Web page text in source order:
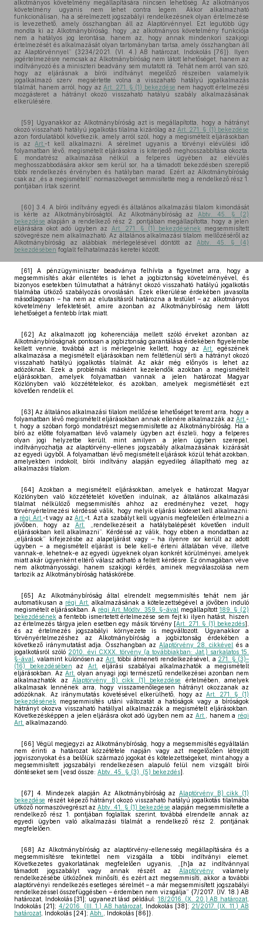
alkotmányos követelmény megállapítására nincsen lehetőség. Az alkotmányos
követelmény ugyanis nem lehet contra legem. Akkor alkalmazható
funkcionálisan, ha a sérelmezett jogszabályi rendelkezésnek olyan értelmezése
is levezethető, amely összhangban áll az Alaptörvénnyel. Ezt legutóbb úgy
mondta ki az Alkotmánybíróság, hogy „az alkotmányos követelmény funkciója
nem a hatályos jog lerontása, hanem az, hogy annak mindenkori szakjogi
értelmezését és alkalmazását olyan tartományban tartsa, amely összhangban áll
az Alaptörvénnyel” {3234/2021. (VI. 4.) AB határozat, Indokolás [76]}. Ilyen
jogértelmezésre nemcsak az Alkotmánybíróság nem látott lehetőséget, hanem az
indítványozó és a miniszteri beadvány sem mutatott rá. Tehát nem arról van szó,
hogy az eljárásnak a bírói indítványt megelőző részeiben valamelyik
jogalkalmazó szerv megsértette volna a visszaható hatályú jogalkalmazás
tilalmát, hanem arról, hogy az Art. 271. § (1) bekezdése nem hagyott értelmezési
mozgásteret a hátrányt okozó visszaható hatályú szabály alkalmazásának
elkerülésére.
[59] Ugyanakkor az Alkotmánybíróság azt is megállapította, hogy a hátrányt
okozó visszaható hatályú jogalkotás tilalma kizárólag az Art. 271. § (1) bekezdése
azon fordulatából következik, amely arról szól, hogy a megismételt eljárásokban
is az Art.-t kell alkalmazni. A sérelmet ugyanis a törvényi elévülési idő
folyamatban lévő, megismételt eljárásokra is kiterjedő meghosszabbítása okozta.
E mondatrész alkalmazása nélkül a felperes ügyében az elévülés
meghosszabbodására akkor sem kerül sor, ha a támadott bekezdésben szereplő
többi rendelkezés érvényben és hatályban marad. Ezért az Alkotmánybíróság
csak az „és a megismételt” normaszöveget semmisítette meg a rendelkező rész 1.
pontjában írtak szerint.
[60] 3.4. A bírói indítvány egyedi és általános alkalmazási tilalom kimondását
is kérte az Alkotmánybíróságtól. Az Alkotmánybíróság az Abtv. 45. § (2)
bekezdése alapján a rendelkező rész 2. pontjában megállapította, hogy a jelen
eljárására okot adó ügyben az
Art. 271. § (1) bekezdésének megsemmisített
szövegrésze nem alkalmazható. Az általános alkalmazási tilalom mellőzéséről az
Alkotmánybíróság az alábbiak mérlegelésével döntött az Abtv. 45. § (4)
bekezdésében foglalt felhatalmazás keretei között.
[61] A pénzügyminiszter beadványa felhívta a figyelmet arra, hogy a
megsemmisítés akár ellentétes is lehet a jogbiztonság követelményével, és
bizonyos esetekben túlmutathat a hátrányt okozó visszaható hatályú jogalkotás
tilalmába ütköző szabályozás orvoslásán. Ezek elkerülése érdekében javasolta
másodlagosan – ha nem az elutasításról határozna a testület – az alkotmányos
követelmény lefektetését, amire azonban az Alkotmánybíróság nem látott
lehetőséget a fentebb írtak miatt.
[62] Az alkalmazott jog koherenciája mellett szóló érveket azonban az
Alkotmánybíróságnak pontosan a jogbiztonság garantálása érdekében figyelembe
kellett vennie, továbbá azt is mérlegelnie kellett, hogy az Art.
egészének
alkalmazása a megismételt eljárásokban nem feltétlenül sérti a hátrányt okozó
visszaható hatályú jogalkotás tilalmát. Az akár még előnyös is lehet az
adózóknak. Ezek a problémák másként kezelendők azokban a megismételt
eljárásokban, amelyek folyamatban vannak a jelen határozat Magyar
Közlönyben való közzétételekor, és azokban, amelyek megismétlését ezt
követően rendelik el.
[63] Az általános alkalmazási tilalom mellőzése lehetőséget teremt arra, hogy a
folyamatban lévő megismételt eljárásokban annak ellenére alkalmazzák az Art. -
t, hogy a szóban forgó mondatrészt megsemmisítette az Alkotmánybíróság. Ha a
bíró az előtte folyamatban lévő valamely ügyben azt észleli, hogy a felperes
olyan jogi helyzetbe került, mint amilyen a jelen ügyben szerepel,
indítványozhatja az alaptörvény-ellenes jogszabály alkalmazásának kizárását
az egyedi ügyből. A folyamatban lévő megismételt eljárások közül tehát azokban,
amelyekben indokolt, bírói indítvány alapján egyedileg állapítható meg az
alkalmazási tilalom.
[64] Azokban a megismételt eljárásokban, amelyek e határozat Magyar
Közlönyben való közzétételét követően indulnak, az általános alkalmazási
tilalmat nélkülöző megsemmisítés ahhoz az eredményhez vezet, hogy
törvényértelmezési kérdéssé válik, hogy melyik eljárási kódexet kell alkalmazni:
a régi Art. -t vagy azArt.-t. Azt a szabályt kell ugyanis megfelelően értelmezni a
jövőben, hogy az Art.
„rendelkezéseit a hatálybalépését követően indult
eljárásokban kell alkalmazni”. Kérdéssé az válik, hogy ebben a mondatban az
„eljárások” kifejezésbe az alapeljárást vagy – ha ilyenre sor került az adott
ügyben – a megismételt eljárást is bele kell-e érteni általában véve, illetve
vannak-e, lehetnek-e az egyedi ügyeknek olyan konkrét körülményei, amelyek
miatt akár ügyenként eltérő válasz adható a feltett kérdésre. Ez önmagában véve
nem alkotmányossági, hanem szakjogi kérdés, aminek megválaszolása nem
tartozik az Alkotmánybíróság hatáskörébe.
[65] Az Alkotmánybíróság által elrendelt megsemmisítés tehát nem jár
automatikusan a régi Art. alkalmazásának a kötelezettségével a jövőben induló
megismételt eljárásokban. A régi Art. Módtv. 359. §-ával megállapított 189. § (2)
bekezdésének a fentebb ismertetett értelmezése sem fejt ki ilyen hatást, hiszen
az értelmezés tárgya jelen esetben egy másik törvény [Art. 271. § (1) bekezdés],
és az értelmezés jogszabályi környezete is megváltozott. Ugyanakkor a
törvényértelmezéshez az Alkotmánybíróság a jogbiztonság érdekében a
következő iránymutatást adja. Összhangban az Alaptörvény 28. cikkével és a
jogalkotásról szóló 2010. évi CXXX. törvény (a továbbiakban: Jat.) sarkalatos 15.
§-ával , valamint különösen az Art. többi átmeneti rendelkezésével, a 271. § (3)–
(16) bekezdésében az Art.
eljárási szabályai alkalmazhatók a megismételt
eljárásokban. Az Art. olyan anyagi jogi természetű rendelkezései azonban nem
alkalmazhatók az Alaptörvény B) cikk (1) bekezdése értelmében, amelyek
alkalmasak lennének arra, hogy visszamenőlegesen hátrányt okozzanak az
adózóknak. Az iránymutatás követésével elkerülhető, hogy az Art. 271. § (1)
bekezdésének megsemmisítés utáni változatát a hatóságok vagy a bíróságok
hátrányt okozva visszaható hatállyal alkalmazzák a megismételt eljárásokban.
Következésképpen a jelen eljárásra okot adó ügyben nem az Art. , hanem a régi
Art. alkalmazandó.
[66] Végül megjegyzi az Alkotmánybíróság, hogy a megsemmisítés egyáltalán
nem érinti a határozat közzététele napján vagy azt megelőzően létrejött
jogviszonyokat és a belőlük származó jogokat és kötelezettségeket, mint ahogy a
megsemmisített jogszabályi rendelkezésen alapuló felül nem vizsgált bírói
döntéseket sem [vesd össze: Abtv. 45. § (3), (5) bekezdés].
[67] 4. Mindezek alapján Az Alkotmánybíróság az Alaptörvény B) cikk (1)
bekezdése részét képező hátrányt okozó visszaható hatályú jogalkotás tilalmába
ütköző normaszövegrészt azAbtv. 41. § (1) bekezdése alapján megsemmisítette a
rendelkező rész 1. pontjában foglaltak szerint, továbbá elrendelte annak az
egyedi ügyben való alkalmazási tilalmát a rendelkező rész 2. pontjának
megfelelően.
[68] Az Alkotmánybíróság az alaptörvény-ellenesség megállapítására és a
megsemmisítésre tekintettel nem vizsgálta a többi indítványi elemet.
Következetes gyakorlatának megfelelően ugyanis, „[h]a az indítvánnyal
támadott jogszabályt vagy annak részét azAlaptörvény valamely
rendelkezésébe ütközőnek minősíti, és ezért azt megsemmisíti, akkor a további
alaptörvényi rendelkezés esetleges sérelmét – a már megsemmisített jogszabályi
rendelkezéssel összefüggésben – érdemben nem vizsgálja” {7/2017. (IV. 18.) AB
határozat, Indokolás [31]; ugyanezt lásd például: 18/2016. (X. 20.) AB határozat
Indokolás [21]; 4/2016. (III. 1.) AB határozat , Indokolás [38]; 21/2017. (IX. 11.) AB
határozat , Indokolás [24]; Abh. , Indokolás [86]}.